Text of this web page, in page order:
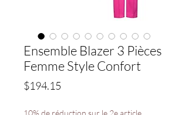
Ensemble Blazer 3 Pièces
Femme Style Confort
$194.15
10% de réduction sur le 2e article